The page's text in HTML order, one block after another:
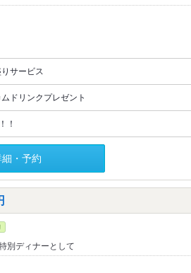
サービス
ドリンクプレゼント
！
細・予約
別ディナーとして